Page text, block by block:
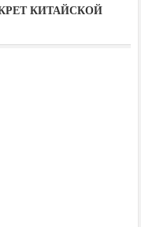
КИТАЙСКОЙ